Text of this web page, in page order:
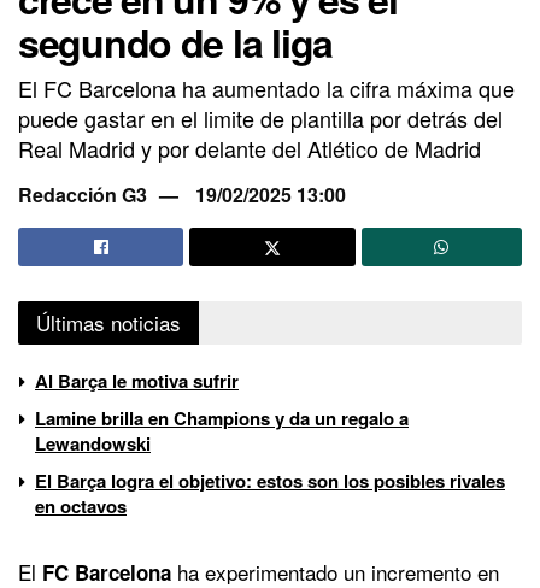
segundo de la liga
El FC Barcelona ha aumentado la cifra máxima que
puede gastar en el limite de plantilla por detrás del
Real Madrid y por delante del Atlético de Madrid
Redacción G3 19/02/2025 13:00
Últimas noticias
Al Barça le motiva sufrir
Lamine brilla en Champions y da un regalo a
Lewandowski
El Barça logra el objetivo: estos son los posibles rivales
en octavos
El FC Barcelona ha experimentado un incremento en